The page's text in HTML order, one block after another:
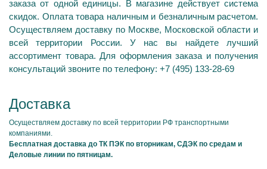
заказа от одной единицы. В магазине действует система
скидок. Оплата товара наличным и безналичным расчетом.
Осуществляем доставку по Москве, Московской области и
всей территории России. У нас вы найдете лучший
ассортимент товара. Для оформления заказа и получения
консультаций звоните по телефону: +7 (495) 133-28-69
Доставка
Осуществляем доставку по всей территории РФ транспортными
компаниями.
Бесплатная доставка до ТК ПЭК по вторникам, СДЭК по средам и
Деловые линии по пятницам.